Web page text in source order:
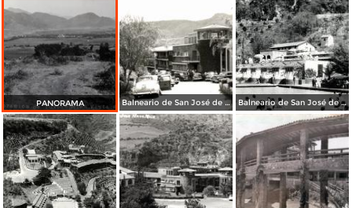
PANORAMA Balneario de San José de Purúa Balneario de San José de Purúa